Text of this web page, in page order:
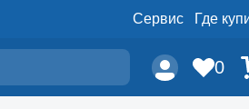
Сервис Где
0